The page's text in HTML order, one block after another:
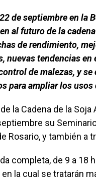
de septiembre en la
al futuro de la
de rendimiento,
nuevas tendencias
de malezas, y
para ampliar los usos
la Cadena de la
su
Rosario, y también a
completa, de 9 a 18
en la cual se tratarán